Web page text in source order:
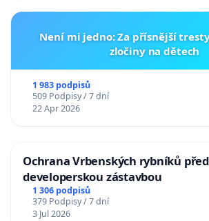
Není mi jedno: Za přísnější
zločiny na dětech
1 983 podpisů
509 Podpisy / 7 dní
22 Apr 2026
Ochrana Vrbenských rybníků
developerskou zástavbou
1 306 podpisů
379 Podpisy / 7 dní
3 Jul 2026